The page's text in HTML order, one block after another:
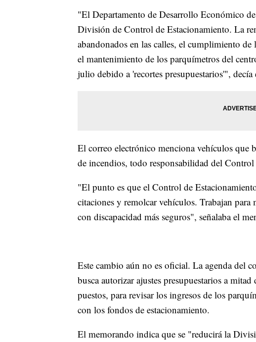
"El Departamento de Desarrollo Económico
División de Control de Estacionamiento. La
abandonados en las calles, el cumplimiento
el mantenimiento de los parquímetros del
julio debido a 'recortes presupuestarios'", decía
El correo electrónico menciona vehículos que
de incendios, todo responsabilidad del
"El punto es que el Control de
citaciones y remolcar vehículos. Trabajan para
con discapacidad más seguros", señalaba el
Este cambio aún no es oficial. La agenda del
busca autorizar ajustes presupuestarios a
puestos, para revisar los ingresos de los
con los fondos de estacionamiento.
El memorando indica que se "reducirá la